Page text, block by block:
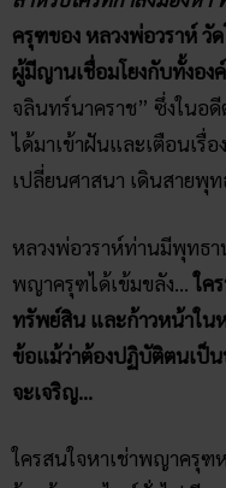
ครุฑของ หลวงพ่อวราห์ วั
ผู้มีญานเชื่อมโยงกับทั้งอ
จลินทร์นาคราช” ซึ่งในอ
ได้มาเข้าฝันและเตือนเรื่
เปลี่ยนศาสนา เดินสายพุ
หลวงพ่อวราห์ท่านมีพุทธา
พญาครุฑได้เข้มขลัง…ใค
ทรัพย์สิน และก้าวหน้าใน
ข้อแม้ว่าต้องปฏิบัติตนเ
จะเจริญ…
ใครสนใจหาเช่าพญาครุฑ